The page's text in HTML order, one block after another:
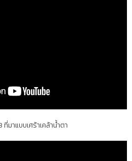
มาแบบเศร้าเคล้าน้ำตา